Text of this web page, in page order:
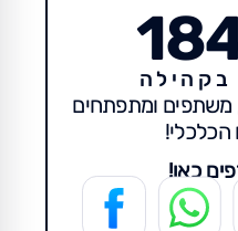
בקהילה
משתפים ומתפתחים
כאן!